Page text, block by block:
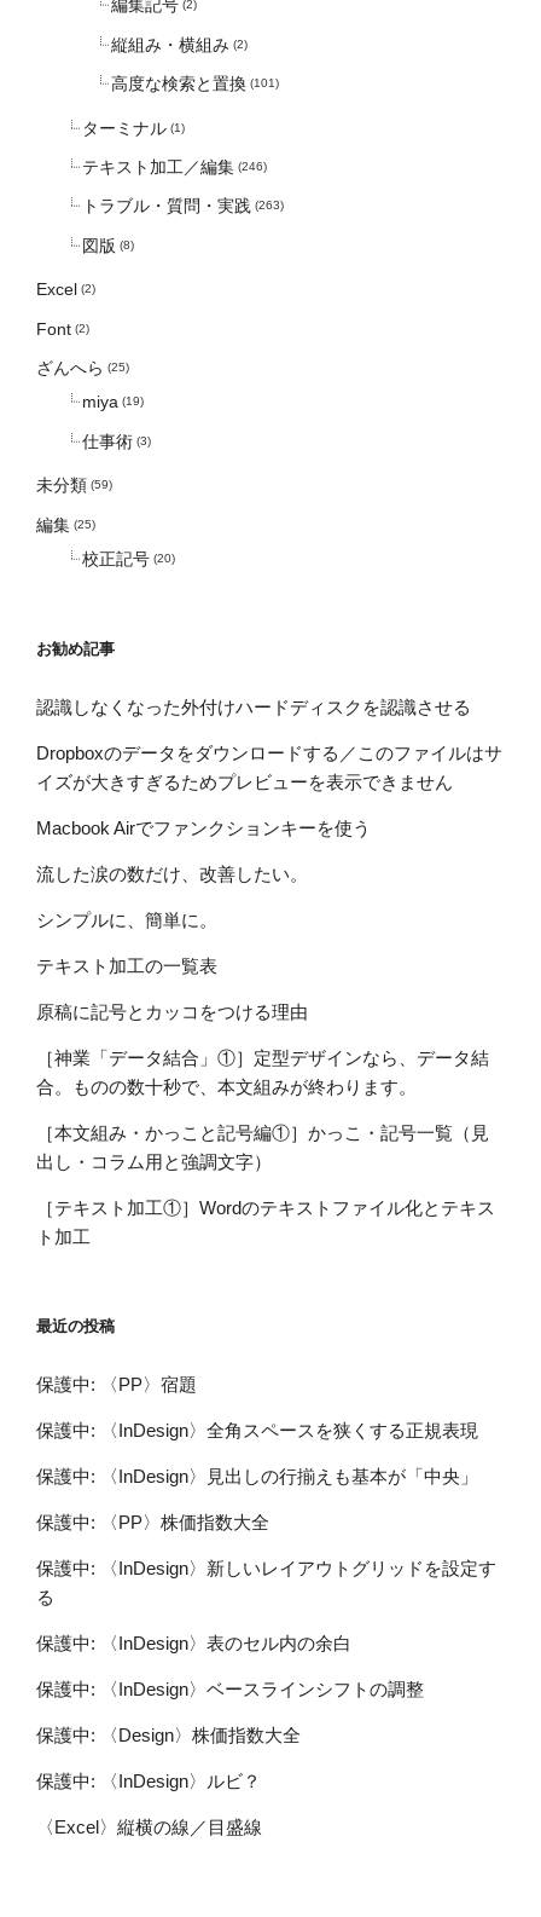
編集記号 (2)
縦組み・横組み (2)
高度な検索と置換 (101)
ターミナル (1)
テキスト加工／編集 (246)
トラブル・質問・実践 (263)
図版 (8)
Excel (2)
Font (2)
ざんへら (25)
miya (19)
仕事術 (3)
未分類 (59)
編集 (25)
校正記号 (20)
お勧め記事
認識しなくなった外付けハードディスクを認識させる
Dropboxのデータをダウンロードする／このファイルはサ
イズが大きすぎるためプレビューを表示できません
Macbook Airでファンクションキーを使う
流した涙の数だけ、改善したい。
シンプルに、簡単に。
テキスト加工の一覧表
原稿に記号とカッコをつける理由
［神業「データ結合」①］定型デザインなら、データ結
合。ものの数十秒で、本文組みが終わります。
［本文組み・かっこと記号編①］かっこ・記号一覧（見
出し・コラム用と強調文字）
［テキスト加工①］Wordのテキストファイル化とテキス
ト加工
最近の投稿
保護中: 〈PP〉宿題
保護中: 〈InDesign〉全角スペースを狭くする正規表現
保護中: 〈InDesign〉見出しの行揃えも基本が「中央」
保護中: 〈PP〉株価指数大全
保護中: 〈InDesign〉新しいレイアウトグリッドを設定す
る
保護中: 〈InDesign〉表のセル内の余白
保護中: 〈InDesign〉ベースラインシフトの調整
保護中: 〈Design〉株価指数大全
保護中: 〈InDesign〉ルビ？
〈Excel〉縦横の線／目盛線